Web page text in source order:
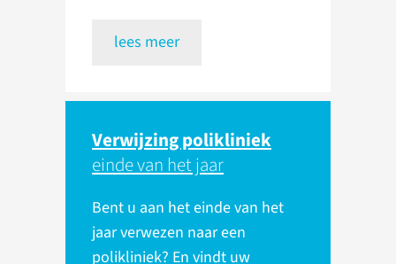
lees meer
Verwijzing polikliniek
einde van het jaar
Bent u aan het einde van het
jaar verwezen naar een
polikliniek? En vindt uw